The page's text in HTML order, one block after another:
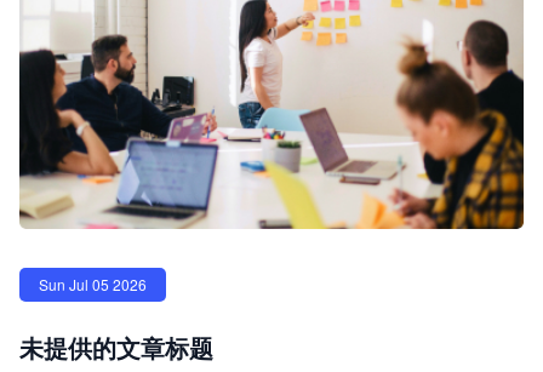
Sun Jul 05 2026
未提供的文章标题